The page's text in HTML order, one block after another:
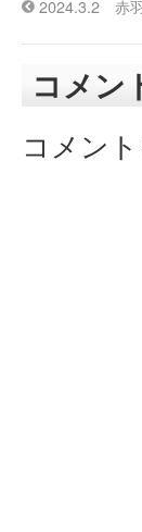
2024.3.2 赤
コメン
コメン